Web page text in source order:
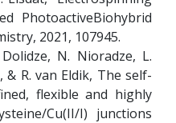
PhotoactiveBiohybrid
2021, 107945.
N. Nioradze, L.
& R. van Eldik, The self-
flexible and highly
Cu(II/I) junctions